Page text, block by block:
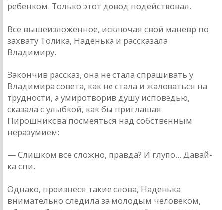
ребенком. Только этот довод подействовал.
Все вышеизложенное, исключая свой маневр по
захвату Толика, Наденька и рассказала
Владимиру.
Закончив рассказ, она не стала спрашивать у
Владимира совета, как не стала и жаловаться на
трудности, а умиротворив душу исповедью,
сказала с улыбкой, как бы приглашая
Пирошникова посмеяться над собственным
неразумием:
— Слишком все сложно, правда? И глупо... Давай-
ка спи.
Однако, произнеся такие слова, Наденька
внимательно следила за молодым человеком,